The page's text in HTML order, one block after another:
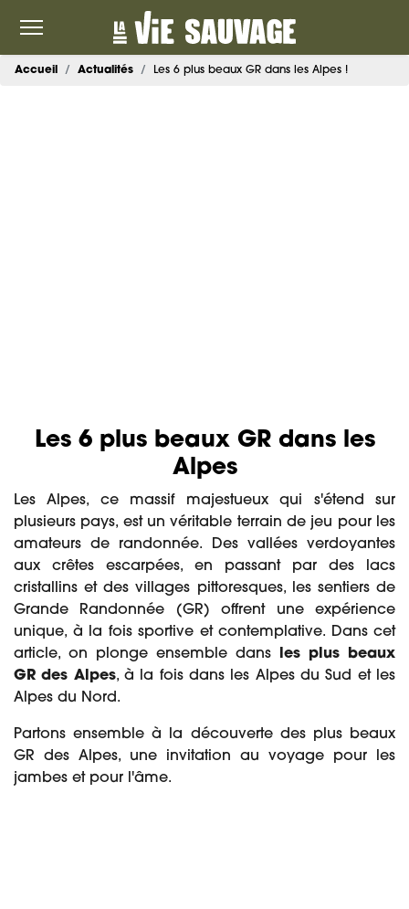
Accueil Actualités Les 6 plus beaux GR dans les Alpes !
Les 6 plus beaux GR dans les
Alpes
Les Alpes, ce massif majestueux qui s'étend sur
plusieurs pays, est un véritable terrain de jeu pour les
amateurs de randonnée. Des vallées verdoyantes
aux crêtes escarpées, en passant par des lacs
cristallins et des villages pittoresques, les sentiers de
Grande Randonnée (GR) offrent une expérience
unique, à la fois sportive et contemplative. Dans cet
article, on plonge ensemble dans les plus beaux
GR des Alpes, à la fois dans les Alpes du Sud et les
Alpes du Nord.
Partons ensemble à la découverte des plus beaux
GR des Alpes, une invitation au voyage pour les
jambes et pour l'âme.